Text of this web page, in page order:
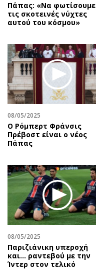
Πάπας: «Να φωτίσουμε
τις σκοτεινές νύχτες
αυτού του κόσμου»
08/05/2025
Ο Ρόμπερτ Φράνσις
Πρέβοστ είναι ο νέος
Πάπας
08/05/2025
Παριζιάνικη υπεροχή
και... ραντεβού με την
Ίντερ στον τελικό